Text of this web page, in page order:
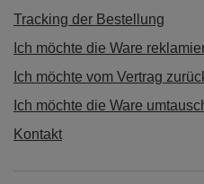
Tracking der Bestellung
Ich möchte die Ware
Ich möchte vom Vertrag
Ich möchte die Ware
Kontakt